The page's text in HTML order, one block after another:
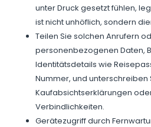
unter Druck gesetzt fühlen,
ist nicht unhöflich, sondern
Teilen Sie solchen Anrufern
personenbezogenen Daten,
Identitätsdetails wie
Nummer, und unterschreiben
Kaufabsichtserklärungen
Verbindlichkeiten.
Gerätezugriff durch